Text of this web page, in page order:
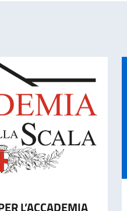
L’ACCADEMIA